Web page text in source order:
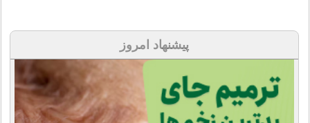
پیشنهاد امروز